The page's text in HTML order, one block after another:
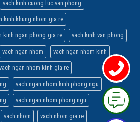
vach kinh cuong luc van phong
kinh khung nhom gia re
kinh ngan phong gia re vach kinh van phong
vach ngan nhom vach ngan nhom kinh
ngan nhom kinh gia re
vach ngan nhom kinh phong ngu
vach ngan nhom phong ngu
vach nhom vach nhom gia re